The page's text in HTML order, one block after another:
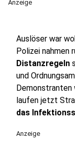
Anzeige
Auslöser war
Polizei nahmen
Distanzregeln
und
Demonstranten
laufen jetzt
das
Anzeige